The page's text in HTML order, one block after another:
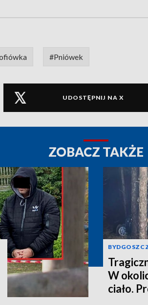
#Pniówek
UDOSTĘPNIJ NA X
ZOBACZ TAKŻE
W
ciało.